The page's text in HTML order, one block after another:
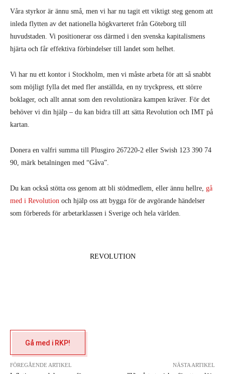
Våra styrkor är ännu små, men vi har nu tagit ett viktigt steg genom att
inleda flytten av det nationella högkvarteret från Göteborg till
huvudstaden. Vi positionerar oss därmed i den svenska kapitalismens
hjärta och får effektiva förbindelser till landet som helhet.
Vi har nu ett kontor i Stockholm, men vi måste arbeta för att så snabbt
som möjligt fylla det med fler anställda, en ny tryckpress, ett större
boklager, och allt annat som den revolutionära kampen kräver. För det
behöver vi din hjälp – du kan bidra till att sätta Revolution och IMT på
kartan.
Donera en valfri summa till Plusgiro 267220-2 eller Swish 123 390 74
90, märk betalningen med “Gåva”.
Du kan också stötta oss genom att bli stödmedlem, eller ännu hellre, gå
med i Revolution och hjälp oss att bygga för de avgörande händelser
som förbereds för arbetarklassen i Sverige och hela världen.
REVOLUTION
Gå med i RKP!
FÖREGÅENDE ARTIKEL NÄSTA ARTIKEL